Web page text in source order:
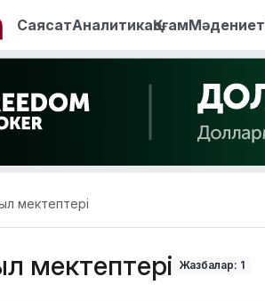
СаясатАналитикаҚоғамМәдениет
мектептері
мектептері Жазбалар: 1